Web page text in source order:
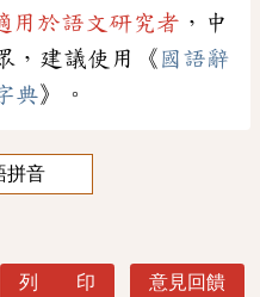
用於語文研究者 ，中
，建議使用《 國語辭
典》。
拼音
列 印 意見回饋